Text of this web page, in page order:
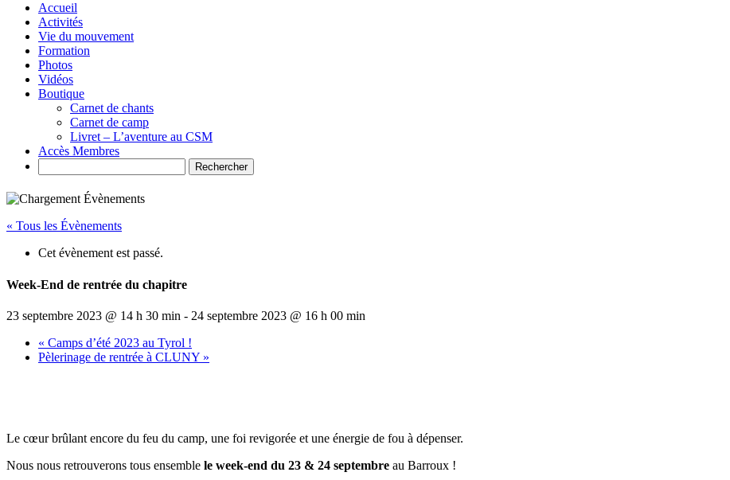
Accueil
Activités
Vie du mouvement
Formation
Photos
Vidéos
Boutique
Carnet de chants
Carnet de camp
Livret – L’aventure au CSM
Accès Membres
« Tous les Évènements
Cet évènement est passé.
Week-End de rentrée du chapitre
23 septembre 2023 @ 14 h 30 min - 24 septembre 2023 @ 16 h 00 min
« Camps d’été 2023 au Tyrol !
Pèlerinage de rentrée à CLUNY »
Le cœur brûlant encore du feu du camp, une foi revigorée et une énergie de fou à dépenser.
Nous nous retrouverons tous ensemble le week-end du 23 & 24 septembre au Barroux !